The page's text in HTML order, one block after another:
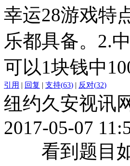
幸运28游戏特
乐都具备。2.
可以1块钱中
引用 | 回复 | 支持(63) | 反对(32)
纽约久安视讯
2017-05-07
看到题目如